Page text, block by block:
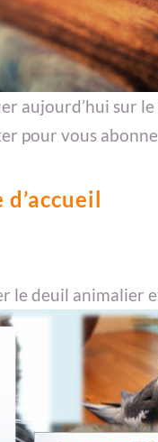
aujourd’hui sur
pour vous
le deuil animalier